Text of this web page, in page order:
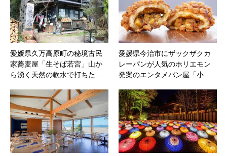
愛媛県久万高原町の秘境古民
家蕎麦屋「生そば若宮」山か
ら湧く天然の軟水で打ちた…
愛媛県今治市にザックザクカ
レーパンが人気のホリエモン
発案のエンタメパン屋「小…